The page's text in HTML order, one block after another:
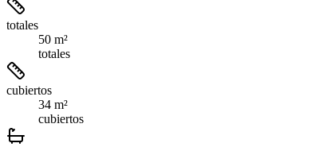
totales
50 m²
totales
cubiertos
34 m²
cubiertos